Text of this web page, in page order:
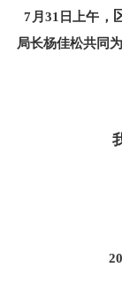
7月31日上午，
局长杨佳松共同